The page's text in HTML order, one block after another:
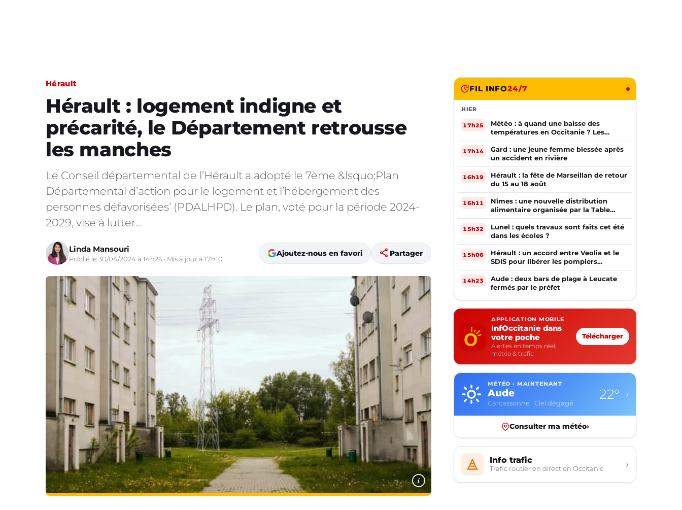
Hérault
Hérault : logement indigne et
précarité, le Département retrousse
les manches
Le Conseil départemental de l’Hérault a adopté le 7ème &lsquo;Plan
Départemental d’action pour le logement et l’hébergement des
personnes défavorisées’ (PDALHPD). Le plan, voté pour la période 2024-
2029, vise à lutter…
Linda Mansouri
Publié le 30/04/2024 à 14h26 · Mis à jour à 17h10
Ajoutez-nous en favori share Partager
i
FIL INFO24/7
HIER
17h25
Météo : à quand une baisse des
températures en Occitanie ? Les
prévisions
17h14
Gard : une jeune femme blessée après
un accident en rivière
16h19
Hérault : la fête de Marseillan de retour
du 15 au 18 août
16h11
Nîmes : une nouvelle distribution
alimentaire organisée par la Table
Ouverte
15h32
Lunel : quels travaux sont faits cet été
dans les écoles ?
15h06
Hérault : un accord entre Veolia et le
SDIS pour libérer les pompiers
volontaires
14h23
Aude : deux bars de plage à Leucate
fermés par le préfet
APPLICATION MOBILE
InfOccitanie dans
votre poche
Alertes en temps réel,
météo & trafic
Télécharger
MÉTÉO · MAINTENANT
Aude
Carcassonne · Ciel dégagé
22° ›
Consulter ma météo›
Info trafic
Trafic routier en direct en Occitanie ›